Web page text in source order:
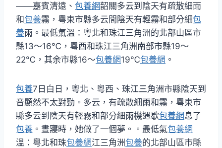
——嘉賓清遠、 包養網韶關多云到陰天有疏散細雨
和包養霧，粵東市縣多云間陰天有輕霧和部分細包
養雨。最低氣溫：粵北和珠江三角洲的北部山區市
縣13～16℃，粵西和珠江三角洲南部市縣19～
22℃，其余市縣16～包養網19℃包養網 。
包養7日白日，粵北、粵西、珠江三角洲市縣陰天到
音顯然不太對勁。多云，有疏散細雨和霧，粵東市
縣多云到陰天有輕霧和部分細雨機遇歇包養網息了
包養 。晝寢時，她做了一個夢。。最低氣包養網
溫：粵北和珠包養網江三角洲包養的北部山區市縣